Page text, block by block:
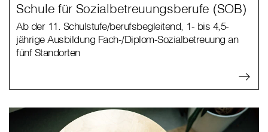
Schule für Sozialbetreuungsberufe (SOB)
Ab der 11. Schulstufe/berufsbegleitend, 1- bis 4,5-
jährige Ausbildung Fach-/Diplom-Sozialbetreuung an
fünf Standorten